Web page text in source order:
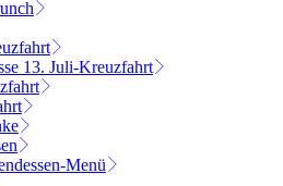
13. Juli-Kreuzfahrt
Menü